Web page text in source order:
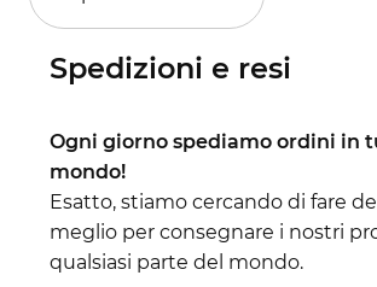
Spedizioni e resi
Ogni giorno spediamo ordini in
mondo!
Esatto, stiamo cercando di fare
meglio per consegnare i nostri
qualsiasi parte del mondo.